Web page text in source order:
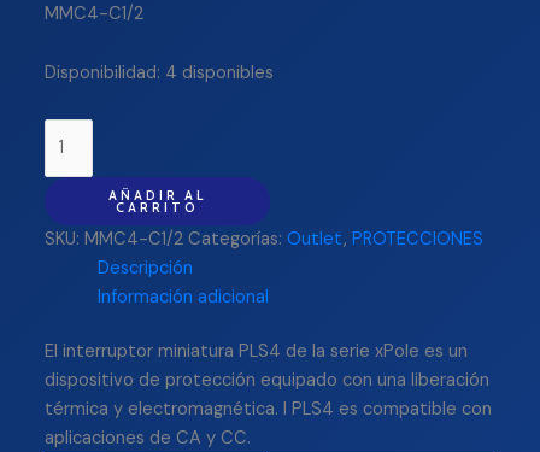
MMC4-C1/2
Disponibilidad: 4 disponibles
AÑADIR AL
CARRITO
SKU:MMC4-C1/2 Categorías:Outlet,PROTECCIONES
Descripción
Información adicional
El interruptor miniatura PLS4 de la serie xPole es un
dispositivo de protección equipado con una liberación
térmica y electromagnética. l PLS4 es compatible con
aplicaciones de CA y CC.